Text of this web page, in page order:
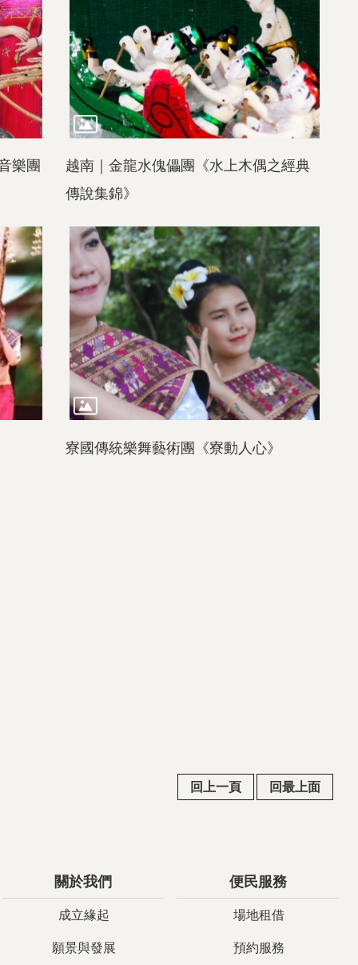
樂團
越南｜金龍水傀儡團《水上木偶之經典
傳說集錦》
寮國傳統樂舞藝術團《寮動人心》
回上一頁 回最上面
關於我們
成立緣起
願景與發展
便民服務
場地租借
預約服務